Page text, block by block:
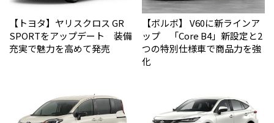
【トヨタ】ヤリスクロス GR
SPORTをアップデート 装備
充実で魅力を高めて発売
【ボルボ】 V60に新ラインア
ップ 「Core B4」新設定と2
つの特別仕様車で商品力を強
化